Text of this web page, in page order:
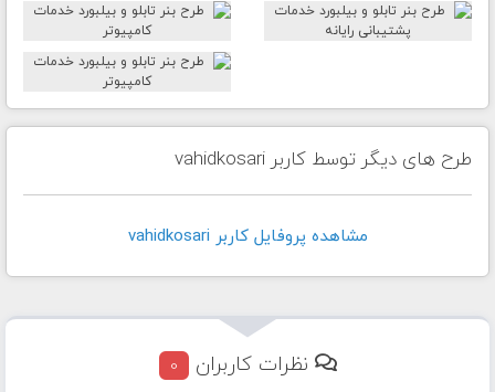
طرح های دیگر توسط کاربر vahidkosari
مشاهده پروفايل کاربر vahidkosari
نظرات کاربران 0